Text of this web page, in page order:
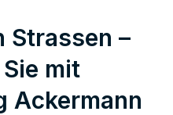
Strassen –
mit
Ackermann